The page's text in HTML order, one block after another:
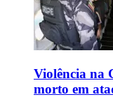
Violência na
morto em